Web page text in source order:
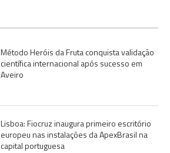
Método Heróis da Fruta conquista validação
científica internacional após sucesso em
Aveiro
Lisboa: Fiocruz inaugura primeiro escritório
europeu nas instalações da ApexBrasil na
capital portuguesa